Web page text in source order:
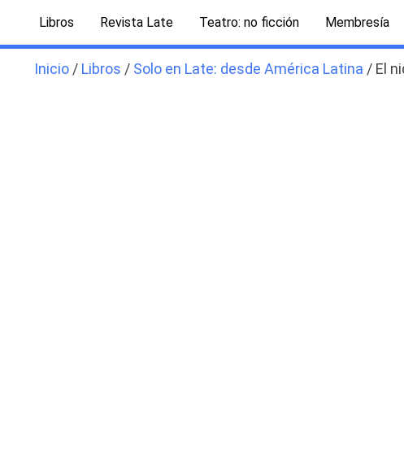
Libros Revista Late Teatro: no ficción Membresía
Inicio / Libros / Solo en Late: desde América Latina / El